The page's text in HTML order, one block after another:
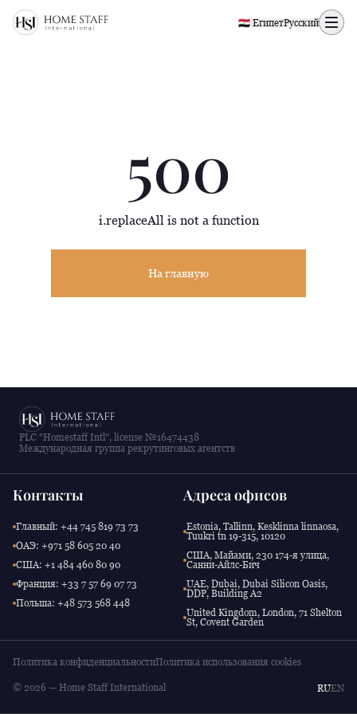
500 page
🇪🇬 ЕгипетРусский
500
i.replaceAll is not a function
На главную
PLC "Homestaff Intl", license №16474438
Международная группа рекрутинговых агентств
Контакты
Главный: +44 745 819 73 73
ОАЭ: +971 58 605 20 40
США: +1 484 460 80 90
Франция: +33 7 57 69 07 73
Польша: +48 573 568 448
Адреса офисов
Estonia, Tallinn, Kesklinna linnaosa,
Tuukri tn 19-315, 10120
США, Майами, 230 174-я улица,
Санни-Айлс-Бич
UAE, Dubai, Dubai Silicon Oasis,
DDP, Building A2
United Kingdom, London, 71 Shelton
St, Covent Garden
Политика конфиденциальностиПолитика использования cookies
© 2026 — Home Staff International RUEN